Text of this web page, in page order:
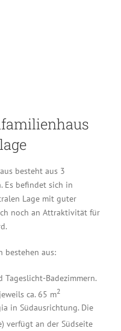
besteht aus 3
Es befindet sich in
Lage mit guter
noch an Attraktivität für
bestehen aus:
Badezimmern.
ca. 65 m2
in Südausrichtung. Die
verfügt an der Südseite